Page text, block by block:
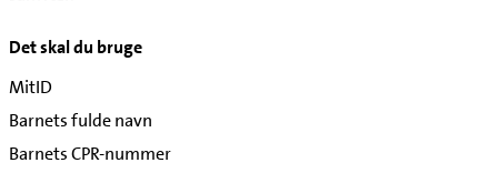
Det skal du bruge
MitID
Barnets fulde navn
Barnets CPR-nummer